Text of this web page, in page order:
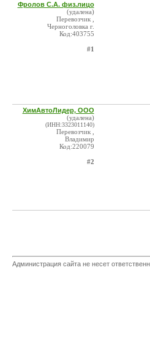
Фролов С.А. физ.лицо
(удалена)
Перевозчик ,
Черноголовка г.
Код:403755
#1
ХимАвтоЛидер, ООО
(удалена)
(ИНН:3323011140)
Перевозчик ,
Владимир
Код:220079
#2
Администрация сайта не несет